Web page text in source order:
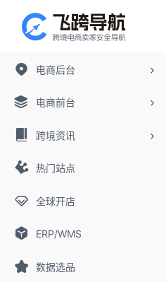
电商后台
电商前台
跨境资讯
热门站点
全球开店
ERP/WMS
数据选品